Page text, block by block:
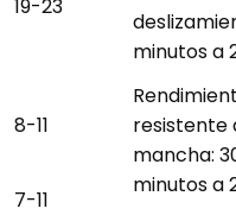
19-23
minutos a
8-11
resistente
mancha:
minutos a
7-11